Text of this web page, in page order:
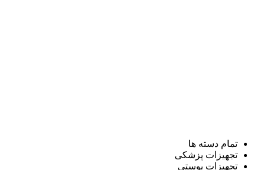
تمام دسته ها
تجهیزات پزشکی
تجهیزات پوستی